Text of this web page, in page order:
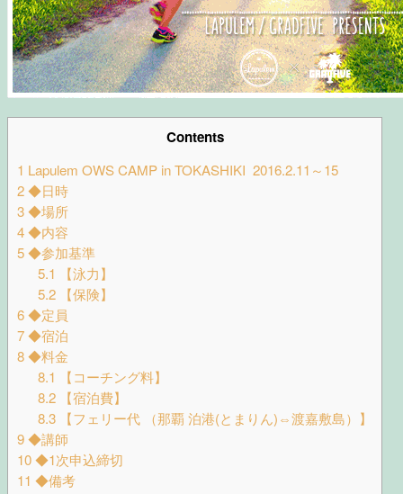
Contents
1 Lapulem OWS CAMP in TOKASHIKI 2016.2.11～15
2◆日時
3◆場所
4◆内容
5◆参加基準
5.1 【泳力】
5.2【保険】
6◆定員
7◆宿泊
8◆料金
8.1 【コーチング料】
8.2【宿泊費】
8.3【フェリー代 （那覇 泊港(とまりん)⇔渡嘉敷島）】
9◆講師
10◆1次申込締切
11 ◆備考